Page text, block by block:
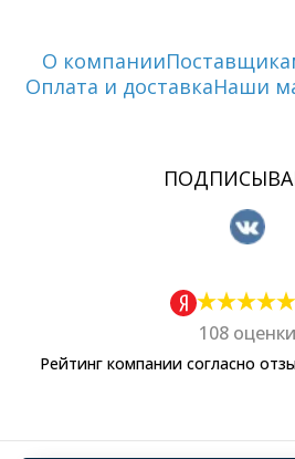
О компании
Оплата и доставкаНаши
108 оценки
Рейтинг компании согласно